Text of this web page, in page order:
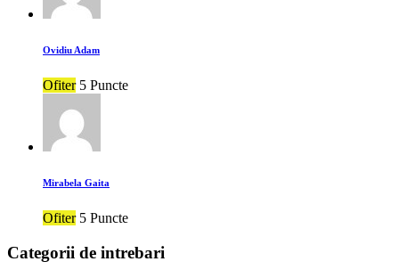
Ovidiu Adam
Ofiter 5 Puncte
Mirabela Gaita
Ofiter 5 Puncte
Categorii de intrebari